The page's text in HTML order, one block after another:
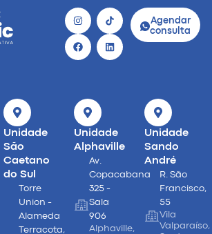
Agendar
consulta
Unidade
São
Caetano
do Sul
Torre
Union -
Alameda
Terracota,
Unidade
Alphaville
Av.
Copacabana
325 -
Sala
906
Alphaville,
Unidade
Sando
André
R. São
Francisco,
55
Vila
Valparaíso,